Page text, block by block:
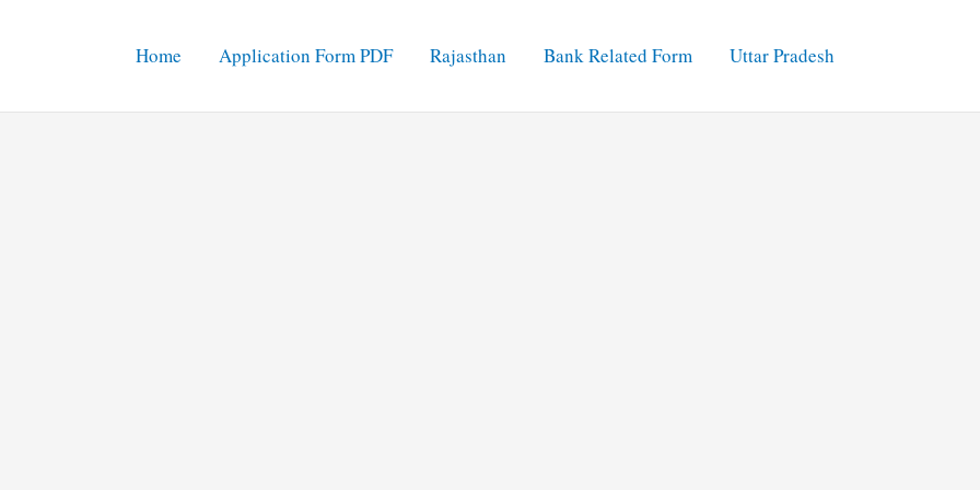
Home Application Form PDF Rajasthan Bank Related Form Uttar Pradesh